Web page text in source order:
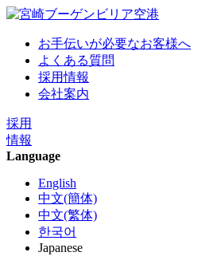
お手伝いが必要なお客様へ
よくある質問
採用情報
会社案内
採用
情報
Language
English
中文(簡体)
中文(繁体)
한국어
Japanese